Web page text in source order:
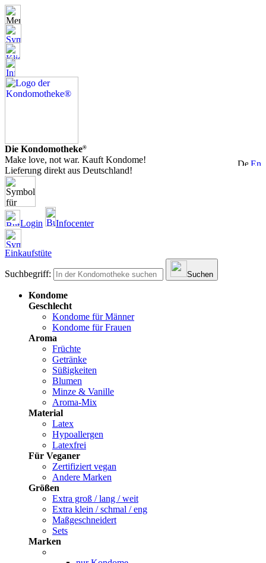
Die Kondomotheke®
Make love, not war. Kauft Kondome!
Lieferung direkt aus Deutschland!
Login Infocenter
Einkaufstüte
Suchbegriff: Suchen
Kondome
Geschlecht
Kondome für Männer
Kondome für Frauen
Aroma
Früchte
Getränke
Süßigkeiten
Blumen
Minze & Vanille
Aroma-Mix
Material
Latex
Hypoallergen
Latexfrei
Für Veganer
Zertifiziert vegan
Andere Marken
Größen
Extra groß / lang / weit
Extra klein / schmal / eng
Maßgeschneidert
Sets
Marken